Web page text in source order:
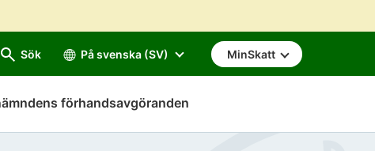
Sök På svenska (SV) MinSkatt
förhandsavgöranden